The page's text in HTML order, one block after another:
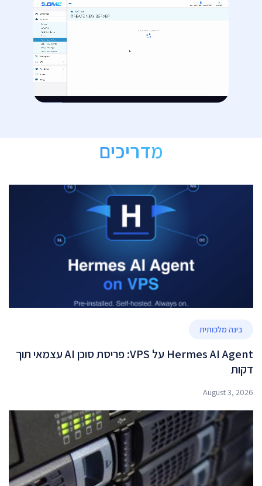
מדריכים
בינה מלכותית
Hermes AI Agent על VPS: פריסת סוכן AI עצמאי תוך
דקות
August 3, 2026